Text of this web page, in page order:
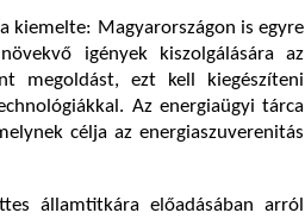
kiemelte: Magyarországon is egyre
igények kiszolgálására az
megoldást, ezt kell kiegészíteni
Az energiaügyi tárca
célja az energiaszuverenitás
államtitkára előadásában arról